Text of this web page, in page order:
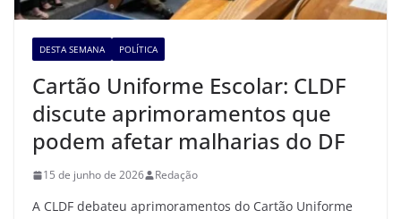
DESTA SEMANA POLÍTICA
Cartão Uniforme Escolar: CLDF
discute aprimoramentos que
podem afetar malharias do DF
15 de junho de 2026 Redação
A CLDF debateu aprimoramentos do Cartão Uniforme